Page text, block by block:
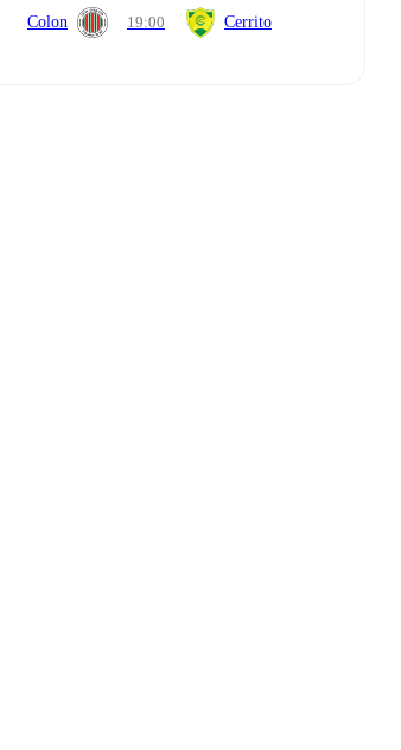
Colon 19:00 Cerrito